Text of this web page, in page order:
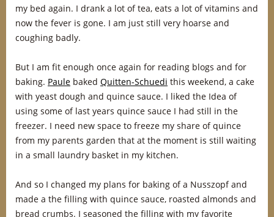
my bed again. I drank a lot of tea, eats a lot of vitamins and
now the fever is gone. I am just still very hoarse and
coughing badly.
But I am fit enough once again for reading blogs and for
baking. Paule baked Quitten-Schuedi this weekend, a cake
with yeast dough and quince sauce. I liked the Idea of
using some of last years quince sauce I had still in the
freezer. I need new space to freeze my share of quince
from my parents garden that at the moment is still waiting
in a small laundry basket in my kitchen.
And so I changed my plans for baking of a Nusszopf and
made a the filling with quince sauce, roasted almonds and
bread crumbs. I seasoned the filling with my favorite